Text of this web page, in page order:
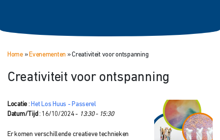
Home» Evenementen »Creativiteit voor ontspanning
Creativiteit voor ontspanning
Locatie : Het Los Huus - Passerel
Datum/Tijd : 16/10/2024 - 13:30 - 15:30
Er komen verschillende creatieve technieken